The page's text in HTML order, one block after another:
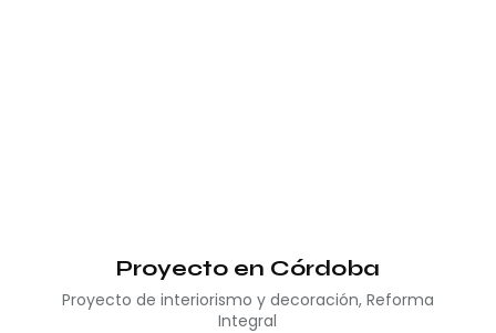
Proyecto en Córdoba
Proyecto de interiorismo y decoración, Reforma
Integral